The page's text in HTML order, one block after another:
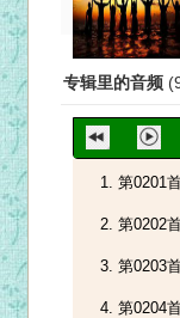
专辑里的音频
第0201
第0202
第0203
第0204